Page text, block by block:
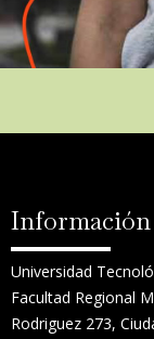
Información
Universidad
Facultad Regional
Rodriguez 273,